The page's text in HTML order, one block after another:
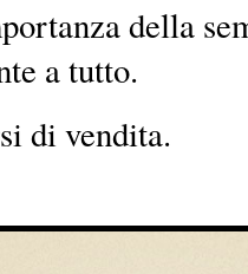
della
a tutto.
di vendita.